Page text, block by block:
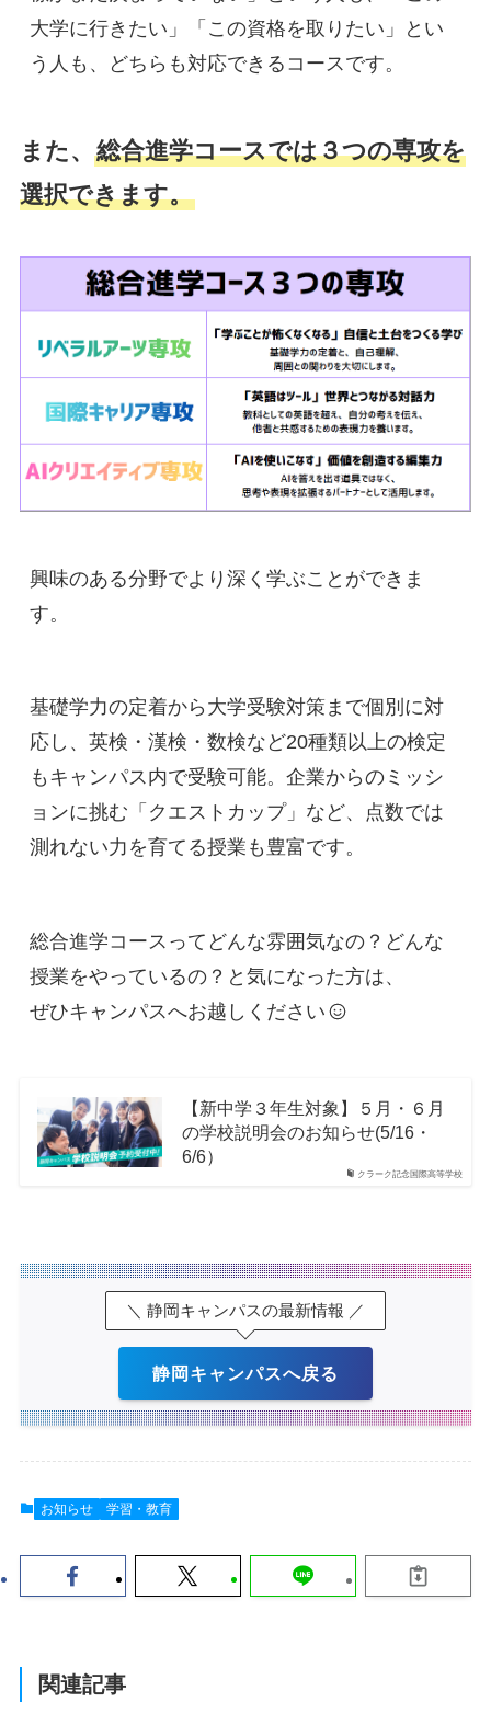
大学に行きたい」「この資格を取りたい」とい
う人も、どちらも対応できるコースです。
また、 総合進学コースでは３つの専攻を
選択できます。
興味のある分野でより深く学ぶことができま
す。
基礎学力の定着から大学受験対策まで個別に対
応し、英検・漢検・数検など20種類以上の検定
もキャンパス内で受験可能。企業からのミッシ
ョンに挑む「クエストカップ」など、点数では
測れない力を育てる授業も豊富です。
総合進学コースってどんな雰囲気なの？どんな
授業をやっているの？と気になった方は、
ぜひキャンパスへお越しください
クラーク記念国際高等学校
【新中学３年生対象】５月・６月
の学校説明会のお知らせ(5/16・
6/6）
＼ 静岡キャンパスの最新情報 ／
静岡キャンパスへ戻る
お知らせ 学習・教育
関連記事